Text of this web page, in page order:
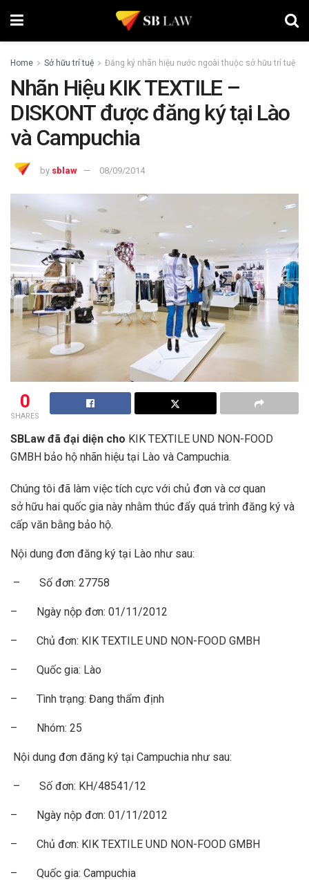
Home Sở hữu trí tuệ Đăng ký nhãn hiệu nước ngoài thuộc sở hữu trí tuệ
Nhãn Hiệu KIK TEXTILE –
DISKONT được đăng ký tại Lào
và Campuchia
by sblaw 08/09/2014
0
SHARES
SBLaw đã đại diện cho KIK TEXTILE UND NON-FOOD
GMBH bảo hộ nhãn hiệu tại Lào và Campuchia.
Chúng tôi đã làm việc tích cực với chủ đơn và cơ quan
sở hữu hai quốc gia này nhằm thúc đẩy quá trình đăng ký và
cấp văn bằng bảo hộ.
Nội dung đơn đăng ký tại Lào như sau:
– Số đơn: 27758
– Ngày nộp đơn: 01/11/2012
– Chủ đơn: KIK TEXTILE UND NON-FOOD GMBH
– Quốc gia: Lào
– Tình trạng: Đang thẩm định
– Nhóm: 25
Nội dung đơn đăng ký tại Campuchia như sau:
– Số đơn: KH/48541/12
– Ngày nộp đơn: 01/11/2012
– Chủ đơn: KIK TEXTILE UND NON-FOOD GMBH
– Quốc gia: Campuchia